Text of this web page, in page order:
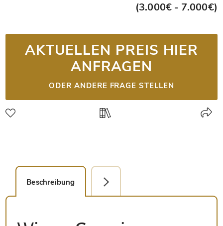
(3.000€ - 7.000€)
AKTUELLEN PREIS HIER
ANFRAGEN
ODER ANDERE FRAGE STELLEN
Beschreibung Detailbild